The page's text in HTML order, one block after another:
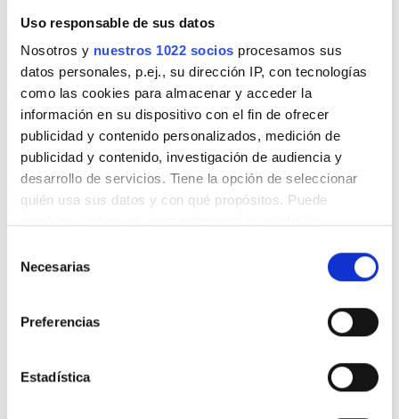
Uso responsable de sus datos
Nosotros y nuestros 1022 socios procesamos sus
datos personales, p.ej., su dirección IP, con tecnologías
como las cookies para almacenar y acceder la
información en su dispositivo con el fin de ofrecer
publicidad y contenido personalizados, medición de
publicidad y contenido, investigación de audiencia y
desarrollo de servicios. Tiene la opción de seleccionar
quién usa sus datos y con qué propósitos. Puede
el Menú de consentimiento.
Recopilar información sobre su ubicación
metros
Identificar su dispositivo analizándolo activamente
Necesarias
Preferencias
Estadística
Precio
EUR 0 - 100
EUR 100 - 200
Turnos
Pasifika Kidney Care Pte Ltd
Lautoka, Fiyi
0,81 km desde el centro de la ciudad
Refrescos WiFi gratuito Estacionamiento gratuito
Por tratamiento
Diálisis HD 182 €